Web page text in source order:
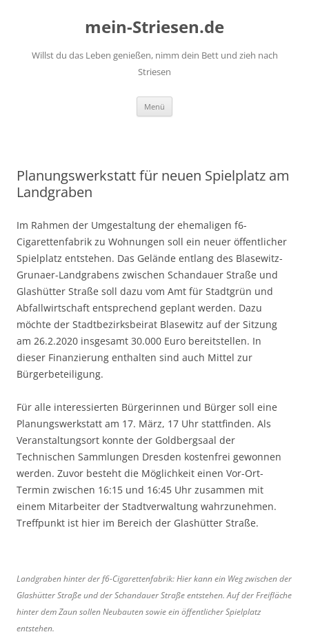
mein-Striesen.de
Willst du das Leben genießen, nimm dein Bett und zieh nach
Striesen
Menü
Planungswerkstatt für neuen Spielplatz am
Landgraben
Im Rahmen der Umgestaltung der ehemaligen f6-
Cigarettenfabrik zu Wohnungen soll ein neuer öffentlicher
Spielplatz entstehen. Das Gelände entlang des Blasewitz-
Grunaer-Landgrabens zwischen Schandauer Straße und
Glashütter Straße soll dazu vom Amt für Stadtgrün und
Abfallwirtschaft entsprechend geplant werden. Dazu
möchte der Stadtbezirksbeirat Blasewitz auf der Sitzung
am 26.2.2020 insgesamt 30.000 Euro bereitstellen. In
dieser Finanzierung enthalten sind auch Mittel zur
Bürgerbeteiligung.
Für alle interessierten Bürgerinnen und Bürger soll eine
Planungswerkstatt am 17. März, 17 Uhr stattfinden. Als
Veranstaltungsort konnte der Goldbergsaal der
Technischen Sammlungen Dresden kostenfrei gewonnen
werden. Zuvor besteht die Möglichkeit einen Vor-Ort-
Termin zwischen 16:15 und 16:45 Uhr zusammen mit
einem Mitarbeiter der Stadtverwaltung wahrzunehmen.
Treffpunkt ist hier im Bereich der Glashütter Straße.
Landgraben hinter der f6-Cigarettenfabrik: Hier kann ein Weg zwischen der
Glashütter Straße und der Schandauer Straße entstehen. Auf der Freifläche
hinter dem Zaun sollen Neubauten sowie ein öffentlicher Spielplatz
entstehen.